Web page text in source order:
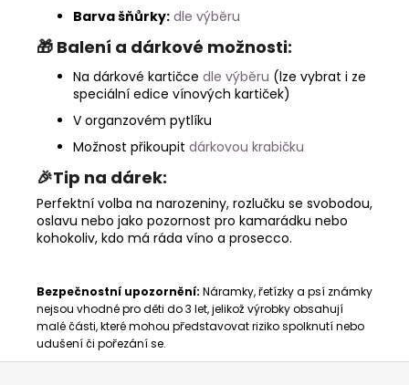
Barva šňůrky: dle výběru
🎁 Balení a dárkové možnosti:
Na dárkové kartičce dle výběru (lze vybrat i ze
speciální edice vínových kartiček)
V organzovém pytlíku
Možnost přikoupit dárkovou krabičku
🎉Tip na dárek:
Perfektní volba na narozeniny, rozlučku se svobodou,
oslavu nebo jako pozornost pro kamarádku nebo
kohokoliv, kdo má ráda víno a prosecco.
Bezpečnostní upozornění: Náramky, řetízky a psí známky
nejsou vhodné pro děti do 3 let, jelikož výrobky obsahují
malé části, které mohou představovat riziko spolknutí nebo
udušení či pořezání se.
Z